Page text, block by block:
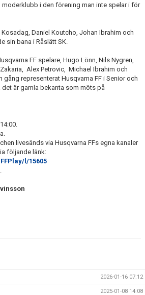
i den förening man inte spelar i för
Kosadag, Daniel Koutcho, Johan Ibrahim och
sin bana i Råslätt SK.
FF spelare, Hugo Lönn, Nils Nygren,
Alex Petrovic, Michael Ibrahim och
gång representerat Husqvarna FF i Senior och
är gamla bekanta som möts på
livesänds via Husqvarna FFs egna kanaler
följande länk:
l/15605
2026-01-16 07:12
2025-01-08 14:08